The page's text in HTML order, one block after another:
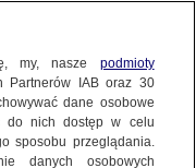
MSZ.
głosowania
my, nasze podmioty
Partnerów IAB oraz 30
dane osobowe
do nich dostęp w celu
sposobu przeglądania.
danych osobowych